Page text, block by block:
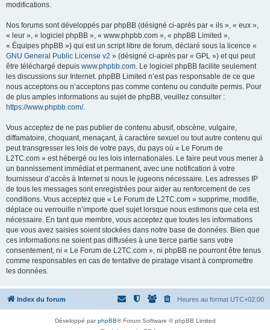
modifications.
Nos forums sont développés par phpBB (désigné ci-après par « ils », « eux »,
« leur », « logiciel phpBB », « www.phpbb.com », « phpBB Limited »,
« Équipes phpBB ») qui est un script libre de forum, déclaré sous la licence «
GNU General Public License v2 » (désigné ci-après par « GPL ») et qui peut
être téléchargé depuis www.phpbb.com. Le logiciel phpBB facilite seulement
les discussions sur Internet. phpBB Limited n’est pas responsable de ce que
nous acceptons ou n’acceptons pas comme contenu ou conduite permis. Pour
de plus amples informations au sujet de phpBB, veuillez consulter :
https://www.phpbb.com/.
Vous acceptez de ne pas publier de contenu abusif, obscène, vulgaire,
diffamatoire, choquant, menaçant, à caractère sexuel ou tout autre contenu qui
peut transgresser les lois de votre pays, du pays où « Le Forum de
L2TC.com » est hébergé ou les lois internationales. Le faire peut vous mener à
un bannissement immédiat et permanent, avec une notification à votre
fournisseur d’accès à Internet si nous le jugeons nécessaire. Les adresses IP
de tous les messages sont enregistrées pour aider au renforcement de ces
conditions. Vous acceptez que « Le Forum de L2TC.com » supprime, modifie,
déplace ou verrouille n’importe quel sujet lorsque nous estimons que cela est
nécessaire. En tant que membre, vous acceptez que toutes les informations
que vous avez saisies soient stockées dans notre base de données. Bien que
ces informations ne soient pas diffusées à une tierce partie sans votre
consentement, ni « Le Forum de L2TC.com », ni phpBB ne pourront être tenus
comme responsables en cas de tentative de piratage visant à compromettre
les données.
Index du forum Heures au format UTC+02:00
Développé parphpBB® Forum Software © phpBB Limited